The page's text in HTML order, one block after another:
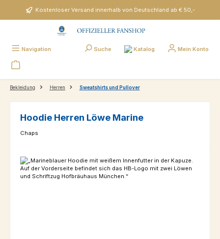
Zum Hauptinhalt springenKostenloser Versand innerhalb von Deutschland ab € 50,-
Navigation Suche Katalog Mein Konto
Bekleidung Herren Sweatshirts und Pullover
Hoodie Herren Löwe Marine
Chaps
Bildergalerie überspringen